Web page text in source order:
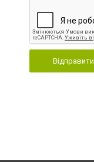
Відправити